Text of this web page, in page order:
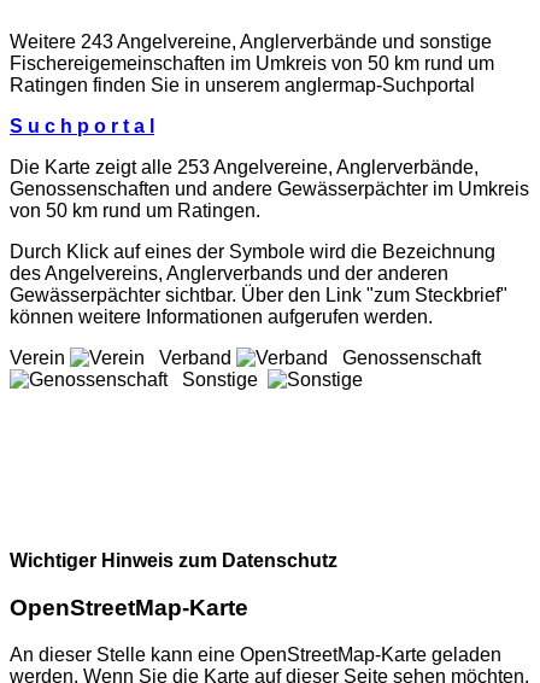
Weitere 243 Angelvereine, Anglerverbände und sonstige
Fischereigemeinschaften im Umkreis von 50 km rund um
Ratingen finden Sie in unserem anglermap-Suchportal
S u c h p o r t a l
Die Karte zeigt alle 253 Angelvereine, Anglerverbände,
Genossenschaften und andere Gewässerpächter im Umkreis
von 50 km rund um Ratingen.
Durch Klick auf eines der Symbole wird die Bezeichnung
des Angelvereins, Anglerverbands und der anderen
Gewässerpächter sichtbar. Über den Link "zum Steckbrief"
können weitere Informationen aufgerufen werden.
Verein
Verband
Genossenschaft
Sonstige
Wichtiger Hinweis zum Datenschutz
OpenStreetMap-Karte
An dieser Stelle kann eine OpenStreetMap-Karte geladen
werden. Wenn Sie die Karte auf dieser Seite sehen möchten,